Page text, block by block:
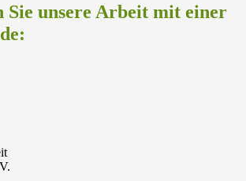
Sie unsere Arbeit mit einer